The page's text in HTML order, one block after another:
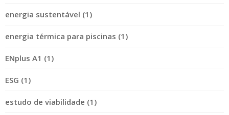
energia sustentável (1)
energia térmica para piscinas (1)
ENplus A1 (1)
ESG (1)
estudo de viabilidade (1)